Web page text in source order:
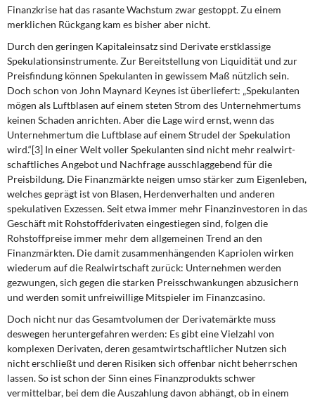
Finanzkrise hat das rasante Wachstum zwar gestoppt. Zu einem
merklichen Rück­gang kam es bisher aber nicht.
Durch den geringen Kapitaleinsatz sind Derivate erstklassige
Spekulationsinstrumente. Zur Bereitstellung von Liquidität und zur
Preisfindung können Spekulanten in gewissem Maß nützlich sein.
Doch schon von John Maynard Keynes ist überliefert: „Spekulanten
mögen als Luftblasen auf einem steten Strom des Unternehmertums
keinen Schaden anrichten. Aber die Lage wird ernst, wenn das
Unternehmertum die Luftblase auf einem Strudel der Spekulation
wird.“[3] In einer Welt voller Spekulanten sind nicht mehr realwirt­
schaftliches Angebot und Nachfrage ausschlaggebend für die
Preisbildung. Die Fi­nanzmärkte neigen umso stärker zum Eigenleben,
welches geprägt ist von Blasen, Herdenverhalten und anderen
spekulativen Exzessen. Seit etwa immer mehr Finanzin­vestoren in das
Geschäft mit Rohstoffderivaten eingestiegen sind, folgen die
Rohstoff­preise immer mehr dem allgemeinen Trend an den
Finanzmärkten. Die damit zusam­menhängenden Kapriolen wirken
wiederum auf die Realwirtschaft zurück: Unternehmen werden
gezwungen, sich gegen die starken Preisschwankungen abzusichern
und wer­den somit unfreiwillige Mitspieler im Finanzcasino.
Doch nicht nur das Gesamtvolumen der Derivatemärkte muss
deswegen herunterge­fahren werden: Es gibt eine Vielzahl von
komplexen Derivaten, deren gesamtwirtschaft­licher Nutzen sich
nicht erschließt und deren Risiken sich offenbar nicht beherrschen
lassen. So ist schon der Sinn eines Finanzprodukts schwer
vermittelbar, bei dem die Auszahlung davon abhängt, ob in einem